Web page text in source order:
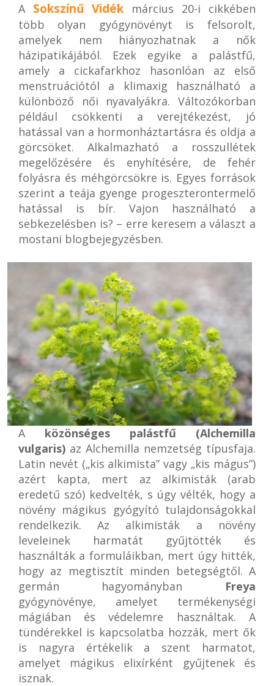
A Sokszínű Vidék március 20-i cikkében
több olyan gyógynövényt is felsorolt,
amelyek nem hiányozhatnak a nők
házipatikájából. Ezek egyike a palástfű,
amely a cickafarkhoz hasonlóan az első
menstruációtól a klimaxig használható a
különböző női nyavalyákra. Változókorban
például csökkenti a verejtékezést, jó
hatással van a hormonháztartásra és oldja a
görcsöket. Alkalmazható a rosszullétek
megelőzésére és enyhítésére, de fehér
folyásra és méhgörcsökre is. Egyes források
szerint a teája gyenge progeszterontermelő
hatással is bír. Vajon használható a
sebkezelésben is? – erre keresem a választ a
mostani blogbejegyzésben.
A közönséges palástfű (Alchemilla
vulgaris) az Alchemilla nemzetség típusfaja.
Latin nevét („kis alkimista” vagy „kis mágus”)
azért kapta, mert az alkimisták (arab
eredetű szó) kedvelték, s úgy vélték, hogy a
növény mágikus gyógyító tulajdonságokkal
rendelkezik. Az alkimisták a növény
leveleinek harmatát gyűjtötték és
használták a formuláikban, mert úgy hitték,
hogy az megtisztít minden betegségtől. A
germán hagyományban Freya
gyógynövénye, amelyet termékenységi
mágiában és védelemre használtak. A
tündérekkel is kapcsolatba hozzák, mert ők
is nagyra értékelik a szent harmatot,
amelyet mágikus elixírként gyűjtenek és
isznak.